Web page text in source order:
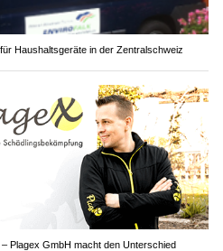
Haushaltsgeräte in der Zentralschweiz
Plagex GmbH macht den Unterschied